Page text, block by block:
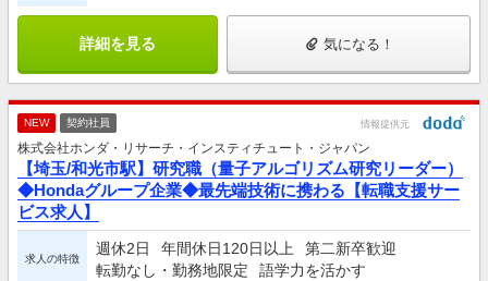
詳細を見る 気になる！
NEW 契約社員 情報提供元
株式会社ホンダ・リサーチ・インスティチュート・ジャパン
【埼玉/和光市駅】研究職（量子アルゴリズム研究リーダー）
◆Hondaグループ企業◆最先端技術に携わる【転職支援サー
ビス求人】
求人の特徴
週休2日 年間休日120日以上
第二新卒歓迎
転勤なし・勤務地限定
語学力を活かす